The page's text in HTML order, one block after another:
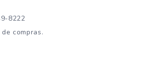
8222
compras.